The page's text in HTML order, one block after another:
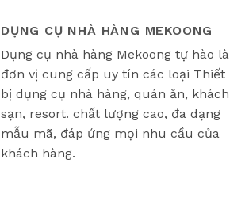
DỤNG CỤ NHÀ HÀNG MEKOONG
Dụng cụ nhà hàng Mekoong tự hào là
đơn vị cung cấp uy tín các loại Thiết
bị dụng cụ nhà hàng, quán ăn, khách
sạn, resort. chất lượng cao, đa dạng
mẫu mã, đáp ứng mọi nhu cầu của
khách hàng.